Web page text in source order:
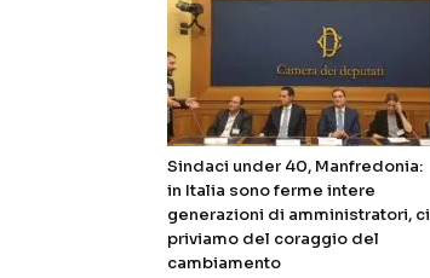
Sindaci under 40, Manfredonia:
in Italia sono ferme intere
generazioni di amministratori, ci
priviamo del coraggio del
cambiamento